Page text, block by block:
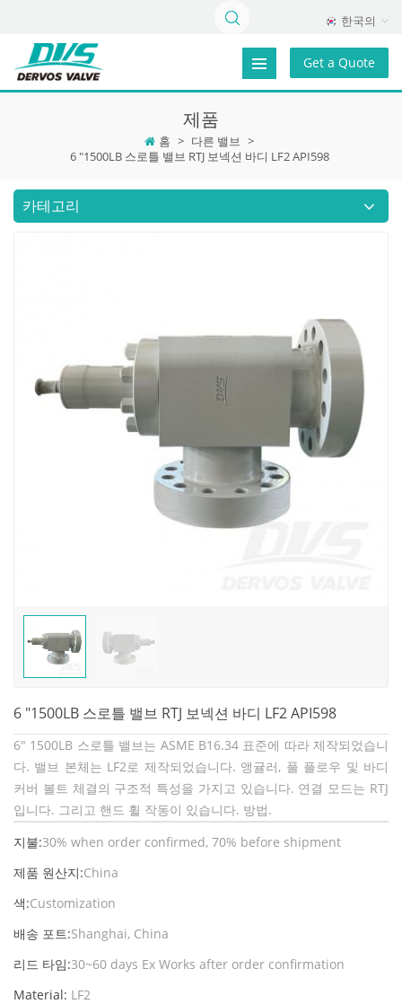
한국의
Get a Quote
제품
홈 > 다른 밸브 >
6 "1500LB 스로틀 밸브 RTJ 보넥션 바디 LF2 API598
카테고리
6 "1500LB 스로틀 밸브 RTJ 보넥션 바디 LF2 API598
6" 1500LB 스로틀 밸브는 ASME B16.34 표준에 따라 제작되었습니
다. 밸브 본체는 LF2로 제작되었습니다. 앵귤러, 풀 플로우 및 바디
커버 볼트 체결의 구조적 특성을 가지고 있습니다. 연결 모드는 RTJ
입니다. 그리고 핸드 휠 작동이 있습니다. 방법.
지불:30% when order confirmed, 70% before shipment
제품 원산지:China
색:Customization
배송 포트:Shanghai, China
리드 타임:30~60 days Ex Works after order confirmation
Material: LF2